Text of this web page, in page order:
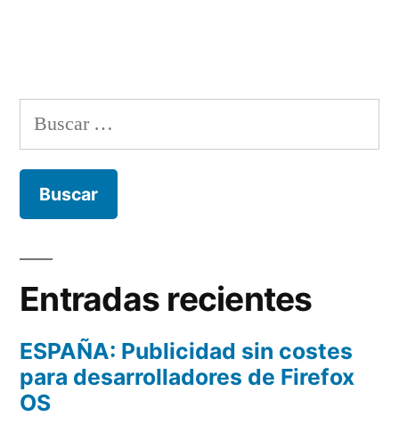
Buscar:
Entradas recientes
ESPAÑA: Publicidad sin costes
para desarrolladores de Firefox
OS